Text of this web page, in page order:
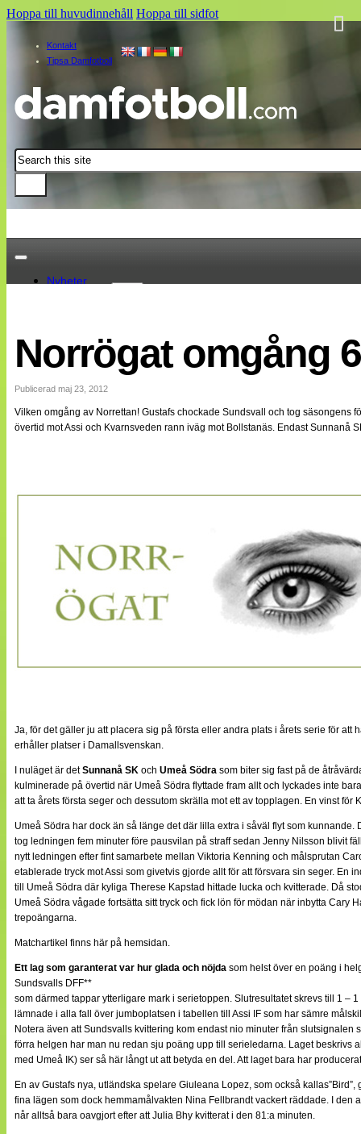
Hoppa till huvudinnehåll Hoppa till sidfot
Kontakt
Tipsa Damfotboll
Sök
Nyheter
Landslaget
EM 2013
Internationellt
Bildreportage
Bloggar
Lagen
Annonsera
Tipsa Damfotboll
Kontakt
Norrögat omgång 6
Publicerad maj 23, 2012
Vilken omgång av Norrettan! Gustafs chockade Sundsvall och tog säsongens
övertid mot Assi och Kvarnsveden rann iväg mot Bollstanäs. Endast
Ja, för det gäller ju att placera sig på första eller andra plats i årets serie för
erhåller platser i Damallsvenskan.
I nuläget är detSunnanå SK och Umeå Södra som biter sig fast på de
kulminerade på övertid när Umeå Södra flyttade fram allt och lyckades inte
att ta årets första seger och dessutom skrälla mot ett av topplagen. En vinst
Umeå Södra har dock än så länge det där lilla extra i såväl flyt som
tog ledningen fem minuter före pausvilan på straff sedan Jenny Nilsson blivit
nytt ledningen efter fint samarbete mellan Viktoria Kenning och målsprutan
etablerade tryck mot Assi som givetvis gjorde allt för att försvara sin seger.
till Umeå Södra där kyliga Therese Kapstad hittade lucka och kvitterade. Då
Umeå Södra vågade fortsätta sitt tryck och fick lön för mödan när inbytta Cary
trepoängarna.
Matchartikel finns här på hemsidan.
Ett lag som garanterat var hur glada och nöjda som helst över en poäng i
Sundsvalls DFF**
som därmed tappar ytterligare mark i serietoppen. Slutresultatet skrevs till 1 –
lämnade i alla fall över jumboplatsen i tabellen till Assi IF som har sämre
Notera även att Sundsvalls kvittering kom endast nio minuter från
förra helgen har man nu redan sju poäng upp till serieledarna. Laget beskrivs
med Umeå IK) ser så här långt ut att betyda en del. Att laget bara har
En av Gustafs nya, utländska spelare Giuleana Lopez, som också
fina lägen som dock hemmamålvakten Nina Fellbrandt vackert räddade. I
når alltså bara oavgjort efter att Julia Bhy kvitterat i den 81:a minuten.